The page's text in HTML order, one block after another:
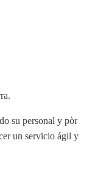
su personal y pòr
un servicio ágil y